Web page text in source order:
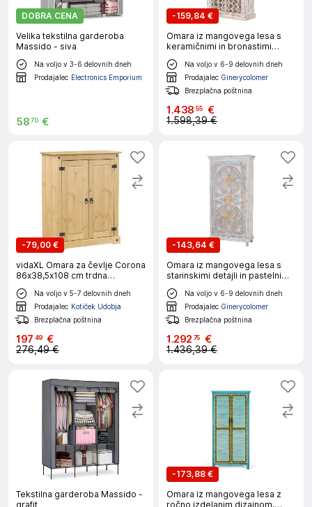
DOBRA CENA
Velika tekstilna garderoba
Massido - siva
Na voljo v 3-6 delovnih dneh
Prodajalec Electronics Emporium
5870 €
-159,84 €
Omara iz mangovega lesa s
keramičnimi in bronastimi
detajli
Na voljo v 6-9 delovnih dneh
Prodajalec Ginerycolomer
Brezplačna poštnina
1.438 55 €
1.598,39 €
-79,00 €
vidaXL Omara za čevlje Corona
86x38,5x108 cm trdna
borovina
Na voljo v 5-7 delovnih dneh
Prodajalec Kotiček Udobja
Brezplačna poštnina
197 49 €
276,49 €
-143,64 €
Omara iz mangovega lesa s
starinskimi detajli in pastelnimi
toni
Na voljo v 6-9 delovnih dneh
Prodajalec Ginerycolomer
Brezplačna poštnina
1.292 75 €
1.436,39 €
Tekstilna garderoba Massido -
grafit
-173,88 €
Omara iz mangovega lesa z
ročno izdelanim dizajnom,